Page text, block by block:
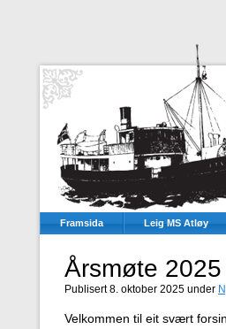
Framsida Leig MS Atløy
Årsmøte 2025
Publisert 8. oktober 2025 under
Velkommen til eit svært